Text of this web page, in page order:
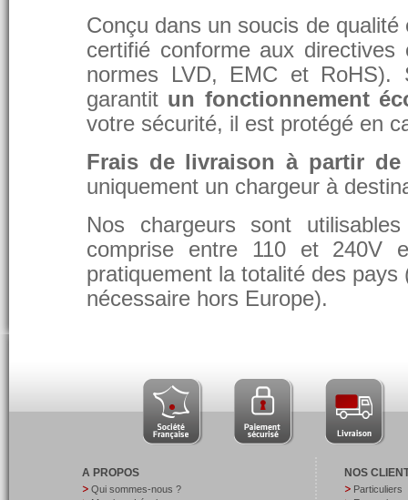
Conçu dans un soucis de
certifié conforme aux
normes LVD, EMC et RoHS).
garantit un fonctionnement
votre sécurité, il est protégé en
Frais de livraison à partir de
uniquement un chargeur à
Nos chargeurs sont
comprise entre 110 et 240V
pratiquement la totalité des
nécessaire hors Europe).
A PROPOS
Qui sommes-nous ?
NOS
Particuliers